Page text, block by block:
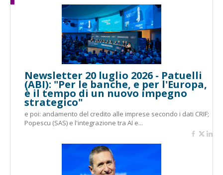
Newsletter 20 luglio 2026 - Patuelli
(ABI): "Per le banche, e per l'Europa,
è il tempo di un nuovo impegno
strategico"
e poi: andamento del credito alle imprese secondo i dati CRIF;
Popescu (SAS) e l'integrazione tra AI e...